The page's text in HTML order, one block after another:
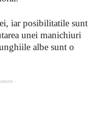
iar posibilitatile sunt
unei manichiuri
albe sunt o
-